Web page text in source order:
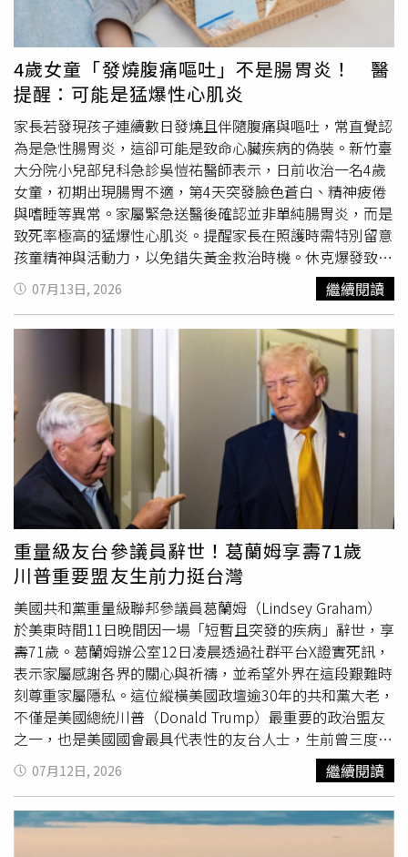
溢流警戒高程。農業部強調，黃色警戒並不代表安全，也不
代表危機解除。隨著湖水位逐步逼近溢流口，防災團隊持續
嚴密監控，一旦研判距離溢流約12小時，將立即發布紅色警
戒，同步啟動強制疏散撤離機制，提醒警戒區居民切勿因警
戒降級而鬆懈，務必隨時注意官方發布的最新資訊，並依照
政府指示做好撤離準備。依據中央氣象署最新預報，13日至
14日受南方雲系北移影響，花蓮地區有局部午後雷陣雨，山
區可能出現局部較大雨勢。不過，由於午後對流降雨時間及
範圍具有高度不確定性，若集水區短時間降下豪雨，恐使堰
塞湖蓄水速度加快，提高提前溢流的風險，氣象署將持續監
測降雨變化，並滾動更新預報資訊，提供防災決策參考。目
前林業及自然保育署每天執行2至3次空拍監測，持續掌握湖
面變化、蓄水情形及天然壩體狀況，同時透過湖區水位計進
行24小時自動監測，密切觀察是否出現異常降水位、壩體位
移等可能反映壩體變化的徵兆，一旦發現異常，將立即通報
並啟動應變機制。跨機關應變小組也持續整合監測數據、氣
象資訊及專家研判結果，滾動調整警戒及各項防災措施，全
力降低堰塞湖可能造成的災害風險。花蓮縣政府、鳳林鎮公
所及萬榮鄉公所於應變會議中確認，各項疏散撤離及收容安
置整備工作均已完成，包括收容場所、交通接駁及弱勢族群
協助機制皆已完成盤點。依照既有應變計畫，一旦發布紅色
警戒，兩鄉鎮均可於2小時內完成居民疏散撤離。此外，針
對外界關注光復鄉馬太鞍溪收容場所部分電力及設備仍待改
善，農業部已要求花蓮縣政府持續督導光復鄉公所儘速完成
改善，確保後續若再次啟動大規模撤離時，各項收容設施均
能正常運作。農業部也要求地方政府持續加強萬里溪河道警
戒與巡查，嚴禁任何民眾進入萬里溪河道，以防堰塞湖提前
溢流或天然壩體突發潰決，引發溪水暴漲，造成生命財產損
失。同時要求各防災單位持續維持應變量能，人員及設備保
持待命狀態，確保突發狀況發生時能立即啟動緊急應變作
業。此次會議由農業部邀集行政院災害防救辦公室、經濟
部、內政部、交通部、國防部、國家災害防救科技中心、原
住民族委員會、衛生福利部、花蓮縣政府、鳳林鎮公所、萬
榮鄉公所、台鐵公司、中華電信、台電、陽明交通大學、中
華防災學會，以及土木、水利、坡地防災等領域專家共同研
商，持續整合中央與地方防災量能，滾動檢討各項應變整備
工作，全力降低堰塞湖可能帶來的災害衝擊。
4歲女童「發燒腹痛嘔吐」不是腸胃炎！ 醫
提醒：可能是猛爆性心肌炎
家長若發現孩子連續數日發燒且伴隨腹痛與嘔吐，常直覺認
為是急性腸胃炎，這卻可能是致命心臟疾病的偽裝。新竹臺
大分院小兒部兒科急診吳愷祐醫師表示，日前收治一名4歲
女童，初期出現腸胃不適，第4天突發臉色蒼白、精神疲倦
與嗜睡等異常。家屬緊急送醫後確認並非單純腸胃炎，而是
致死率極高的猛爆性心肌炎。提醒家長在照護時需特別留意
孩童精神與活動力，以免錯失黃金救治時機。休克爆發致命
心律不整 急性發炎導致女童抵達急診時已出現全身虛弱、
心跳過快、呼吸窘迫及休克等危急
。醫療團隊安排抽血
及影像檢查，發現心肌肌鈣蛋白數值明顯升高，心臟超音波
顯示左心室收縮功能下降、擴大並合併二尖瓣逆流。到院短
短1小時內病況急轉直下，併發致命性心律不整「心室頻
脈」。吳愷祐醫師團隊緊急給予藥物及強心劑，並會同心臟
外科醫師以葉克膜暫時取代心肺功能，協助女童度過急性發
炎期，最終順利拔除葉克膜出院。兒童心肌炎初期症狀 與
一般感冒相似吳愷祐醫師指出，兒童心肌炎初期症狀常以腹
痛、嘔吐、食慾不振等表現為主，臨床上極易與腸胃炎或感
冒混淆，增加判斷困難度。與成人不同，兒童較少主動表達
胸痛等不適，多以精神不佳、活動力下降或嗜睡等非典型症
狀表現。當腸病毒、腺病毒或流感病毒侵襲導致心臟受損，
病程可能快速惡化，部分患者在24小時內出現休克或心衰
竭，輕忽恐演變為擴張型心肌病變等不可逆傷害。留意病毒
活躍期四大危險徵兆掌握急診救護時機近期腸病毒及呼吸
道病毒仍處活躍期，皆為引發兒童心肌炎的常見致病原。吳
愷祐醫師提醒，多數輕症心肌炎經適當治療可恢復，但家長
在孩童染病期間務必密切觀察。若出現以下危險徵兆，應儘
速尋求醫療評估，及時掌握急診黃金治療時間：精神極度疲
倦、嗜睡或活動力明顯下降持續性嘔吐、腹痛呼吸急促、
喘、臉色蒼白或四肢冰冷出現胸悶、心跳過快或昏厥【延伸
閱讀】腸病毒疫情升溫！女童併發猛爆性心肌炎亡 30歲男
重症住加護未脫險女童疑遭「蘋果病」B19病毒奪命 疾管
署：若併發心肌炎致死率達3成
https://www.healthnews.com.tw/readnews.php?
07月13日, 2026 繼續閱讀
重量級友台參議員辭世！葛蘭姆享壽71歲
川普重要盟友生前力挺台灣
美國共和黨重量級聯邦參議員葛蘭姆（Lindsey Graham）
於美東時間11日晚間因一場「短暫且突發的疾病」辭世，享
壽71歲。葛蘭姆辦公室12日凌晨透過社群平台X證實死訊，
表示家屬感謝各界的關心與祈禱，並希望外界在這段艱難時
刻尊重家屬隱私。這位縱橫美國政壇逾30年的共和黨大老，
不僅是美國總統川普（Donald Trump）最重要的政治盟友
之一，也是美國國會最具代表性的友台人士，生前曾三度訪
問台灣，長期支持台美合作、烏克蘭及以色列等民主盟友。
美國共和黨重量級聯邦參議員葛蘭姆因突發疾病辭世，享壽
71歲，消息震撼美國政壇。綜合《華盛頓郵報》、BBC、
NBC News、路透社、美聯社等外媒報導，葛蘭姆1994年首
07月12日, 2026 繼續閱讀